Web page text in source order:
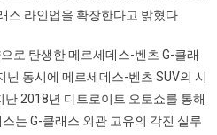
스-
츠
G
400
D’
스 라인업을 확장한다고 밝혔다.
로 탄생한 메르세데스-벤츠 G-클래
닌 동시에 메르세데스-벤츠 SUV의 시
2018년 디트로이트 오토쇼를 통해
는 G-클래스 외관 고유의 각진 실루